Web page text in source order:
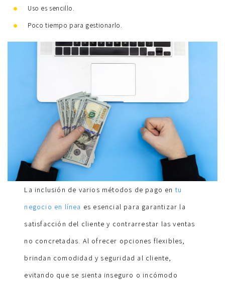
Uso es sencillo.
Poco tiempo para gestionarlo.
La inclusión de varios métodos de pago en tu
negocio en línea es esencial para garantizar la
satisfacción del cliente y contrarrestar las ventas
no concretadas. Al ofrecer opciones flexibles,
brindan comodidad y seguridad al cliente,
evitando que se sienta inseguro o incómodo